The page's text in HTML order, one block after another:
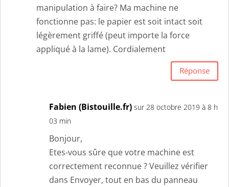
manipulation à faire? Ma machine ne
fonctionne pas: le papier est soit intact soit
légèrement griffé (peut importe la force
appliqué à la lame). Cordialement
Réponse
Fabien (Bistouille.fr) sur 28 octobre 2019 à 8 h
03 min
Bonjour,
Etes-vous sûre que votre machine est
correctement reconnue ? Veuillez vérifier
dans Envoyer, tout en bas du panneau